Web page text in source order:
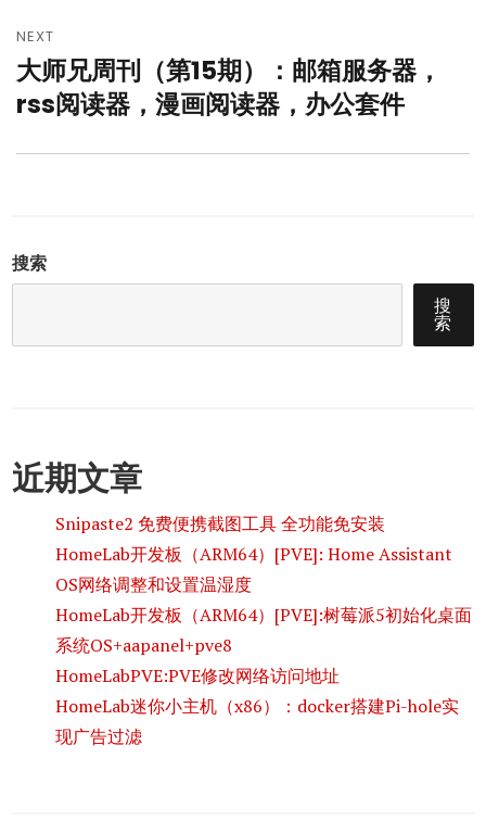
NEXT
Next
post:
大师兄周刊（第15期）：邮箱服务器，
rss阅读器，漫画阅读器，办公套件
搜索
搜
索
近期文章
Snipaste2 免费便携截图工具 全功能免安装
HomeLab开发板（ARM64）[PVE]: Home Assistant
OS网络调整和设置温湿度
HomeLab开发板（ARM64）[PVE]:树莓派5初始化桌面
系统OS+aapanel+pve8
HomeLabPVE:PVE修改网络访问地址
HomeLab迷你小主机（x86）：docker搭建Pi-hole实
现广告过滤